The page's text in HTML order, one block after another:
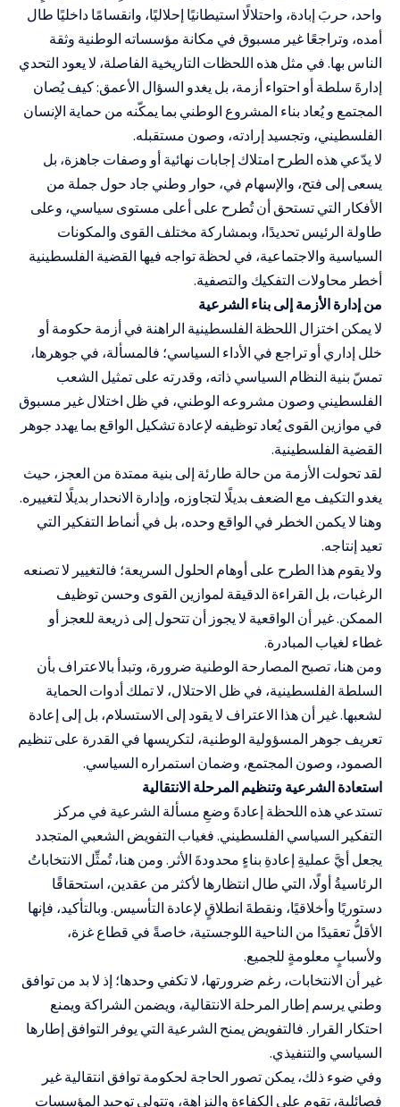
واحد، حربَ إبادة، واحتلالًا استيطانيًا إحلاليًا، وانقسامًا داخليًا طال
أمده، وتراجعًا غير مسبوق في مكانة مؤسساته الوطنية وثقة
الناس بها. في مثل هذه اللحظات التاريخية الفاصلة، لا يعود التحدي
إدارةَ سلطة أو احتواء أزمة، بل يغدو السؤال الأعمق: كيف يُصان
المجتمع و يُعاد بناء المشروع الوطني بما يمكّنه من حماية الإنسان
الفلسطيني، وتجسيد إرادته، وصون مستقبله.
لا يدّعي هذه الطرح امتلاك إجابات نهائية أو وصفات جاهزة، بل
يسعى إلى فتح، والإسهام في، حوار وطني جاد حول جملة من
الأفكار التي تستحق أن تُطرح على أعلى مستوى سياسي، وعلى
طاولة الرئيس تحديدًا، وبمشاركة مختلف القوى والمكونات
السياسية والاجتماعية، في لحظة تواجه فيها القضية الفلسطينية
أخطر محاولات التفكيك والتصفية.
من إدارة الأزمة إلى بناء الشرعية
لا يمكن اختزال اللحظة الفلسطينية الراهنة في أزمة حكومة أو
خلل إداري أو تراجع في الأداء السياسي؛ فالمسألة، في جوهرها،
تمسّ بنية النظام السياسي ذاته، وقدرته على تمثيل الشعب
الفلسطيني وصون مشروعه الوطني، في ظل اختلال غير مسبوق
في موازين القوى يُعاد توظيفه لإعادة تشكيل الواقع بما يهدد جوهر
القضية الفلسطينية.
لقد تحولت الأزمة من حالة طارئة إلى بنية ممتدة من العجز، حيث
يغدو التكيف مع الضعف بديلًا لتجاوزه، وإدارة الانحدار بديلًا لتغييره.
وهنا لا يكمن الخطر في الواقع وحده، بل في أنماط التفكير التي
تعيد إنتاجه.
ولا يقوم هذا الطرح على أوهام الحلول السريعة؛ فالتغيير لا تصنعه
الرغبات، بل القراءة الدقيقة لموازين القوى وحسن توظيف
الممكن. غير أن الواقعية لا يجوز أن تتحول إلى ذريعة للعجز أو
غطاء لغياب المبادرة.
ومن هنا، تصبح المصارحة الوطنية ضرورة، وتبدأ بالاعتراف بأن
السلطة الفلسطينية، في ظل الاحتلال، لا تملك أدوات الحماية
لشعبها. غير أن هذا الاعتراف لا يقود إلى الاستسلام، بل إلى إعادة
تعريف جوهر المسؤولية الوطنية، لتكريسها في القدرة على تنظيم
الصمود، وصون المجتمع، وضمان استمراره السياسي.
استعادة الشرعية وتنظيم المرحلة الانتقالية
تستدعي هذه اللحظة إعادةَ وضعِ مسألة الشرعية في مركز
التفكير السياسي الفلسطيني. فغياب التفويض الشعبي المتجدد
يجعل أيَّ عمليةِ إعادةِ بناءٍ محدودةَ الأثر. ومن هنا، تُمثِّل الانتخاباتُ
الرئاسيةُ أولًا، التي طال انتظارها لأكثر من عقدين، استحقاقًا
دستوريًا وأخلاقيًا، ونقطةَ انطلاقٍ لإعادة التأسيس. وبالتأكيد، فإنها
الأقلُّ تعقيدًا من الناحية اللوجستية، خاصةً في قطاع غزة،
ولأسبابٍ معلومةٍ للجميع.
غير أن الانتخابات، رغم ضرورتها، لا تكفي وحدها؛ إذ لا بد من توافق
وطني يرسم إطار المرحلة الانتقالية، ويضمن الشراكة ويمنع
احتكار القرار. فالتفويض يمنح الشرعية التي يوفر التوافق إطارها
السياسي والتنفيذي.
وفي ضوء ذلك، يمكن تصور الحاجة لحكومة توافق انتقالية غير
فصائلية، تقوم على الكفاءة والنزاهة، وتتولى توحيد المؤسسات